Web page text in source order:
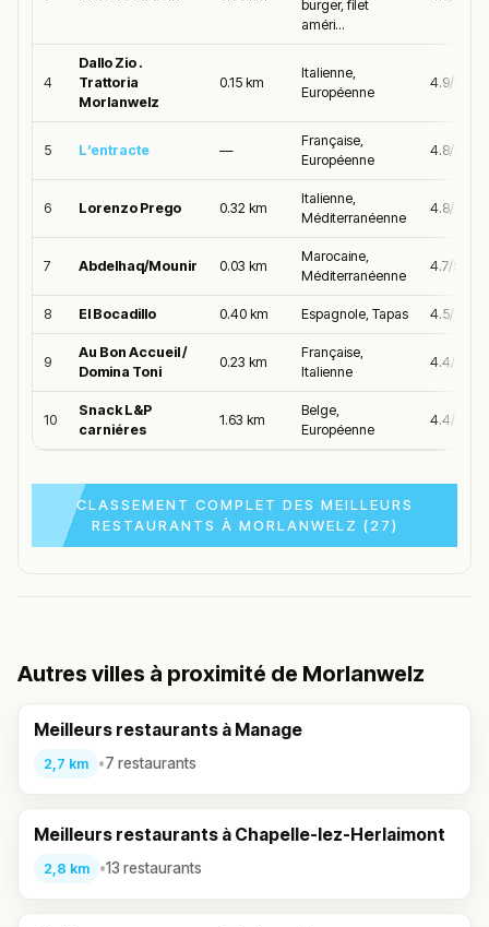
burger, filet
améri...
4
Dallo Zio .
Trattoria
Morlanwelz
0.15 km
Italienne,
Européenne
4.9/5
5 L’entracte —
Française,
Européenne
4.8/5
6 Lorenzo Prego 0.32 km
Italienne,
Méditerranéenne
4.8/5
7 Abdelhaq/Mounir 0.03 km
Marocaine,
Méditerranéenne
4.7/5
8 El Bocadillo 0.40 km Espagnole, Tapas 4.5/5
9
Au Bon Accueil /
Domina Toni
0.23 km
Française,
Italienne
4.4/5
10
Snack L&P
carniéres
1.63 km
Belge,
Européenne
4.4/5
CLASSEMENT COMPLET DES MEILLEURS
RESTAURANTS À MORLANWELZ (27)
Autres villes à proximité de Morlanwelz
Meilleurs restaurants à Manage
2,7 km •7 restaurants
Meilleurs restaurants à Chapelle-lez-Herlaimont
2,8 km •13 restaurants